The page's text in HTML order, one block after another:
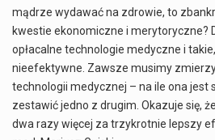
mądrze wydawać na zdrowie, to
kwestie ekonomiczne i merytoryczne?
opłacalne technologie medyczne i
nieefektywne. Zawsze musimy
technologii medycznej – na ile ona jest
zestawić jedno z drugim. Okazuje się,
dwa razy więcej za trzykrotnie lepszy